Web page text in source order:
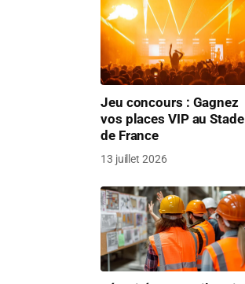
Jeu concours : Gagnez
vos places VIP au Stade
de France
13 juillet 2026